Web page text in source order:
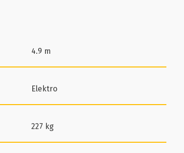
4.9 m
Elektro
227 kg